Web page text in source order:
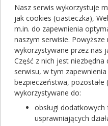
Wybierz grupę produktów
W tej kategorii znajdziesz
napływ wapnia do komórek
Filtrowanie
Filtrowanie
Wyniki
Nasz serwis wykorzystuje
jak cookies (ciasteczka),
m.in. do zapewnienia
naszym serwisie.
wykorzystywane przez nas
Część z nich jest niezbędna
serwisu, w tym
bezpieczeństwa,
wykorzystywane do:
obsługi
usprawniających